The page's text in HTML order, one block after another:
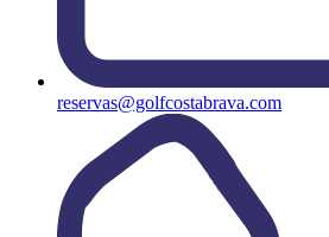
reservas@golfcostabrava.com